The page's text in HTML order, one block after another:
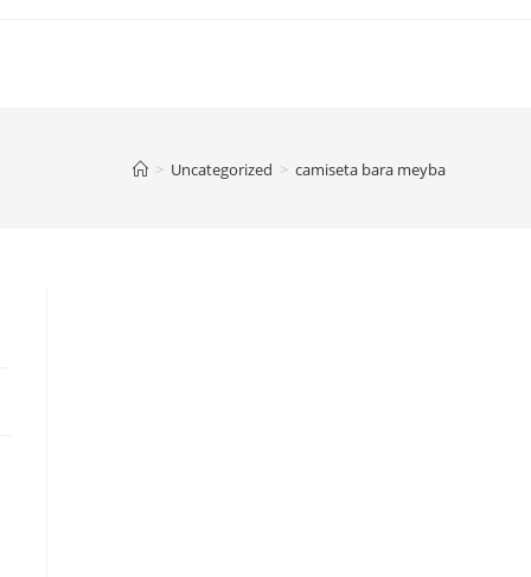
> Uncategorized > camiseta bara meyba